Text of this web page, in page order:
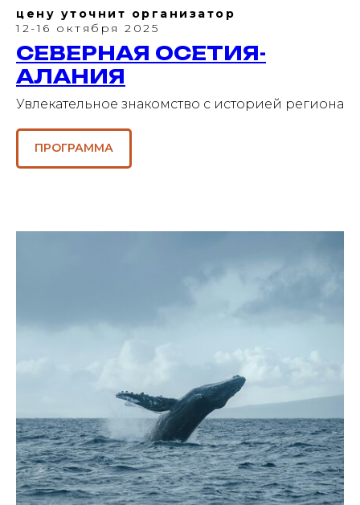
цену уточнит организатор
12-16 октября 2025
СЕВЕРНАЯ ОСЕТИЯ-
АЛАНИЯ
Увлекательное знакомство с историей региона
ПРОГРАММА